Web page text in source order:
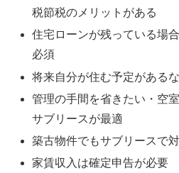
税節税のメリットがある
住宅ローンが残っている場
必須
将来自分が住む予定がある
管理の手間を省きたい・空
サブリースが最適
築古物件でもサブリースで
家賃収入は確定申告が必要